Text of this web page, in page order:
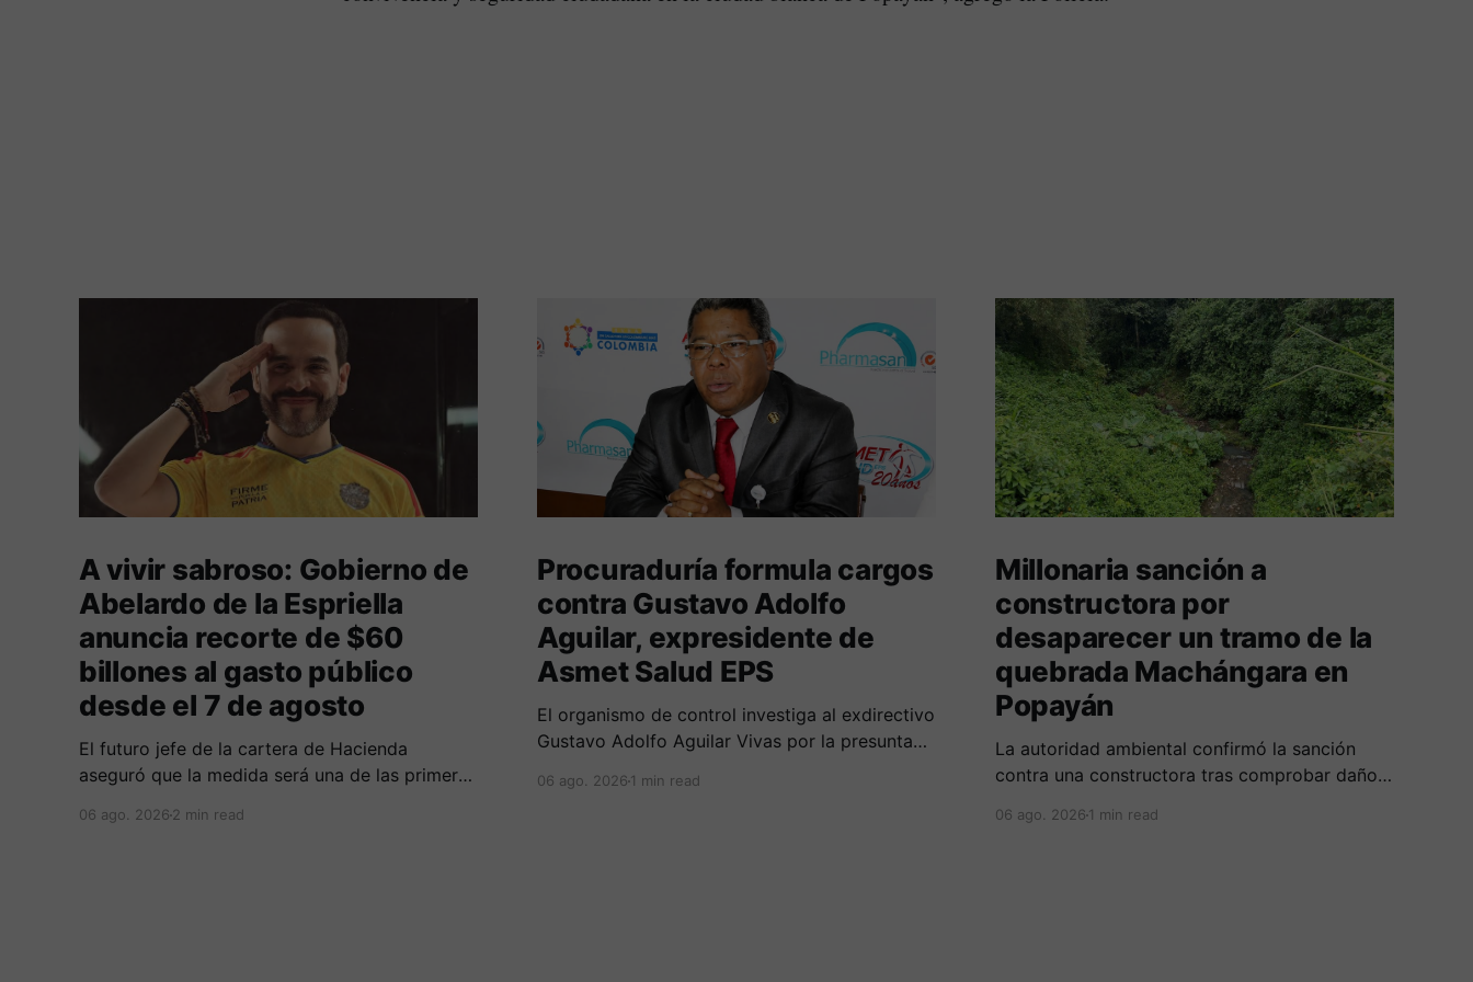
A vivir sabroso: Gobierno de
Abelardo de la Espriella
anuncia recorte de $60
billones al gasto público
desde el 7 de agosto
El futuro jefe de la cartera de Hacienda
aseguró que la medida será una de las primeras
funciones el próximo 7 de agosto.
06 ago. 2026 2 min read
Procuraduría formula cargos
contra Gustavo Adolfo
Aguilar, expresidente de
Asmet Salud EPS
El organismo de control investiga al exdirectivo
Gustavo Adolfo Aguilar Vivas por la presunta
reservas técnicas entre 2020 y 2023.
06 ago. 20261 min read
Millonaria sanción a
constructora por
desaparecer un tramo de la
quebrada Machángara en
Popayán
La autoridad ambiental confirmó la sanción
contra una constructora tras comprobar daños
protección y la tala no autorizada de un árbol.
06 ago. 20261 min read